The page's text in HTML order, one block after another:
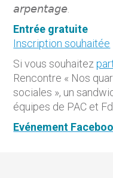
𝘢𝘳𝘱𝘦𝘯𝘵𝘢𝘨𝘦.
Entrée gratuite
Inscription souhaitée
Si vous souhaitez
Rencontre « Nos
sociales », un
équipes de PAC et
Evénement